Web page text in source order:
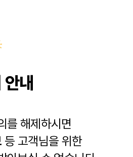
내
를 해제하시면
등 고객님을 위한